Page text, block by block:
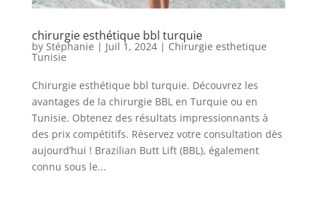
chirurgie esthétique bbl turquie
by Stéphanie | Juil 1, 2024| Chirurgie esthetique
Tunisie
Chirurgie esthétique bbl turquie. Découvrez les
avantages de la chirurgie BBL en Turquie ou en
Tunisie. Obtenez des résultats impressionnants à
des prix compétitifs. Réservez votre consultation dès
aujourd’hui ! Brazilian Butt Lift (BBL), également
connu sous le...